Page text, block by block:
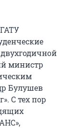
министр
Булушев
С тех пор